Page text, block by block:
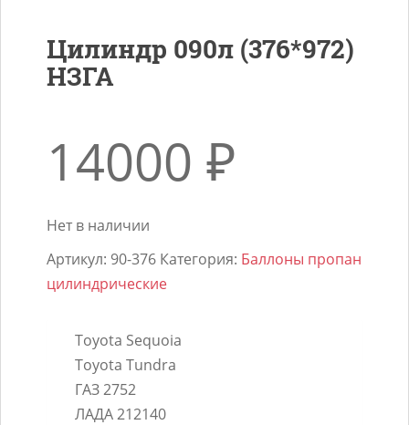
Цилиндр 090л (376*972)
НЗГА
14000 ₽
Нет в наличии
Артикул: 90-376 Категория: Баллоны пропан
цилиндрические
Toyota Sequoia
Toyota Tundra
ГАЗ 2752
ЛАДА 212140